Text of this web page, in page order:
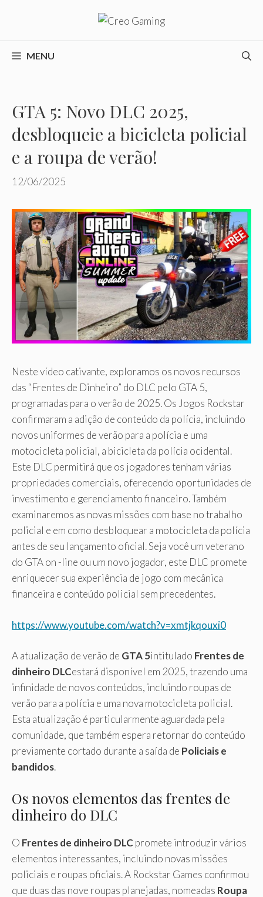
o
conteúdoMENU
GTA 5: Novo DLC 2025,
desbloqueie a bicicleta policial
e a roupa de verão!
12/06/2025
Neste vídeo cativante, exploramos os novos recursos
das “Frentes de Dinheiro” do DLC pelo GTA 5,
programadas para o verão de 2025. Os Jogos Rockstar
confirmaram a adição de conteúdo da polícia, incluindo
novos uniformes de verão para a polícia e uma
motocicleta policial, a bicicleta da polícia ocidental.
Este DLC permitirá que os jogadores tenham várias
propriedades comerciais, oferecendo oportunidades de
investimento e gerenciamento financeiro. Também
examinaremos as novas missões com base no trabalho
policial e em como desbloquear a motocicleta da polícia
antes de seu lançamento oficial. Seja você um veterano
do GTA on -line ou um novo jogador, este DLC promete
enriquecer sua experiência de jogo com mecânica
financeira e conteúdo policial sem precedentes.
https://www.youtube.com/watch?v=xmtjkqouxi0
A atualização de verão de GTA 5intitulado Frentes de
dinheiro DLCestará disponível em 2025, trazendo uma
infinidade de novos conteúdos, incluindo roupas de
verão para a polícia e uma nova motocicleta policial.
Esta atualização é particularmente aguardada pela
comunidade, que também espera retornar do conteúdo
previamente cortado durante a saída de Policiais e
bandidos.
Os novos elementos das frentes de
dinheiro do DLC
O Frentes de dinheiro DLC promete introduzir vários
elementos interessantes, incluindo novas missões
policiais e roupas oficiais. A Rockstar Games confirmou
que duas das nove roupas planejadas, nomeadas Roupa